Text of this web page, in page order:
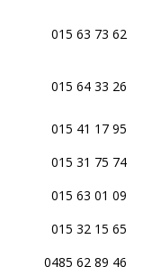
015 63 73 62
015 64 33 26
015 41 17 95
015 31 75 74
015 63 01 09
015 32 15 65
0485 62 89 46